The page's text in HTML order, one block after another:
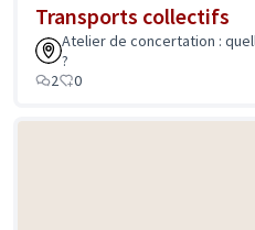
Transports collectifs
Atelier de concertation :
?
2
0